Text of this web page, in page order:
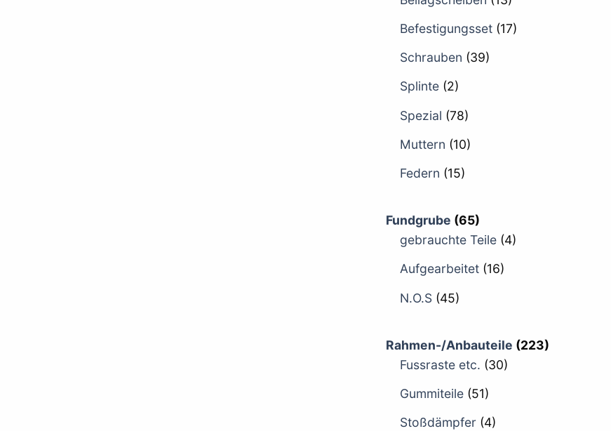
Befestigungsset (17)
Schrauben (39)
Splinte (2)
Spezial (78)
Muttern (10)
Federn (15)
Fundgrube (65)
gebrauchte Teile (4)
Aufgearbeitet (16)
N.O.S (45)
Rahmen-/Anbauteile (223)
Fussraste etc. (30)
Gummiteile (51)
Stoßdämpfer (4)